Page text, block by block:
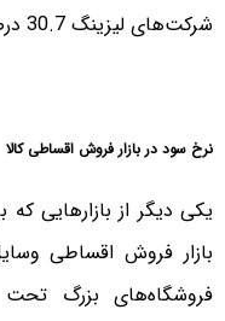
شرکت‌های لیزینگ 30.7 درصد به‌دست می‌آید.
نرخ سود در بازار فروش اقساطی کالا
یکی دیگر از بازارهایی
بازار فروش اقساطی
فروشگاه‌های بزرگ